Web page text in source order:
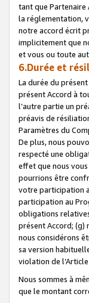
tant que Partenaire
la réglementation,
notre accord écrit
implicitement que
et vous ou toute
6.Durée et
La durée du
présent Accord à
l’autre partie un
préavis de
Paramètres du
De plus, nous
respecté une
effet que nous
pourrions être
votre participation
participation au
obligations
présent Accord; (g)
nous considérons
sa version
violation de
Nous sommes à
que le montant